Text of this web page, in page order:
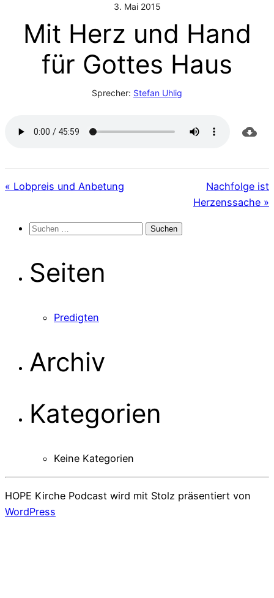
3. Mai 2015
Mit Herz und Hand
für Gottes Haus
Sprecher: Stefan Uhlig
« Lobpreis und Anbetung
Nachfolge ist
Herzenssache »
Suchen
Seiten
Predigten
Archiv
Kategorien
Keine Kategorien
HOPE Kirche Podcast wird mit Stolz präsentiert von
WordPress